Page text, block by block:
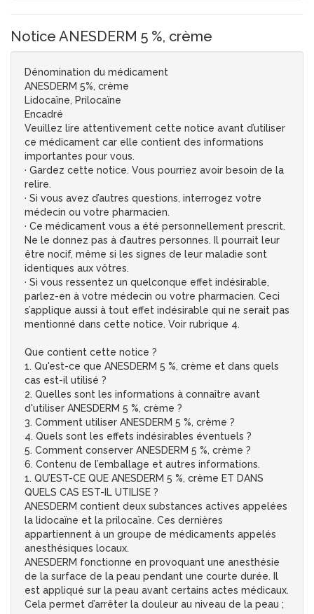
Notice ANESDERM 5 %, crème
Dénomination du médicament
ANESDERM 5%, crème
Lidocaïne, Prilocaïne
Encadré
Veuillez lire attentivement cette notice avant d’utiliser
ce médicament car elle contient des informations
importantes pour vous.
· Gardez cette notice. Vous pourriez avoir besoin de la
relire.
· Si vous avez d’autres questions, interrogez votre
médecin ou votre pharmacien.
· Ce médicament vous a été personnellement prescrit.
Ne le donnez pas à d’autres personnes. Il pourrait leur
être nocif, même si les signes de leur maladie sont
identiques aux vôtres.
· Si vous ressentez un quelconque effet indésirable,
parlez-en à votre médecin ou votre pharmacien. Ceci
s’applique aussi à tout effet indésirable qui ne serait pas
mentionné dans cette notice. Voir rubrique 4.
Que contient cette notice ?
1. Qu'est-ce que ANESDERM 5 %, crème et dans quels
cas est-il utilisé ?
2. Quelles sont les informations à connaître avant
d'utiliser ANESDERM 5 %, crème ?
3. Comment utiliser ANESDERM 5 %, crème ?
4. Quels sont les effets indésirables éventuels ?
5. Comment conserver ANESDERM 5 %, crème ?
6. Contenu de l’emballage et autres informations.
1. QU’EST-CE QUE ANESDERM 5 %, crème ET DANS
QUELS CAS EST-IL UTILISE ?
ANESDERM contient deux substances actives appelées
la lidocaïne et la prilocaïne. Ces dernières
appartiennent à un groupe de médicaments appelés
anesthésiques locaux.
ANESDERM fonctionne en provoquant une anesthésie
de la surface de la peau pendant une courte durée. Il
est appliqué sur la peau avant certains actes médicaux.
Cela permet d’arrêter la douleur au niveau de la peau ;